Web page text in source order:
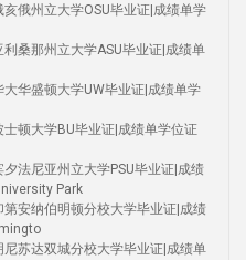
俄州立大学OSU毕业证|成绩单学
桑那州立大学ASU毕业证|成绩单
华盛顿大学UW毕业证|成绩单学
顿大学BU毕业证|成绩单学位证
法尼亚州立大学PSU毕业证|成绩
Park
安纳伯明顿分校大学毕业证|成绩
苏达双城分校大学毕业证|成绩单